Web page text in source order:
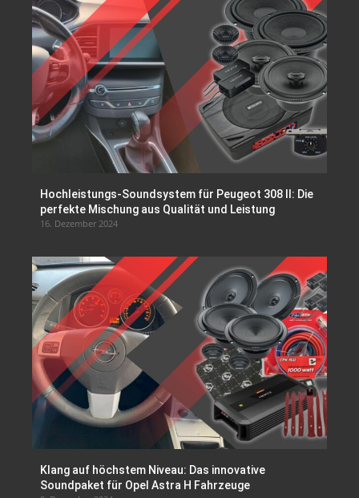
Hochleistungs-Soundsystem für Peugeot 308 II: Die
perfekte Mischung aus Qualität und Leistung
16. Dezember 2024
Klang auf höchstem Niveau: Das innovative
Soundpaket für Opel Astra H Fahrzeuge